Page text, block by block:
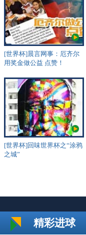
[世界杯]晨言网事：厄齐尔
用奖金做公益 点赞！
[世界杯]回味世界杯之“涂鸦
之城”
精彩进球